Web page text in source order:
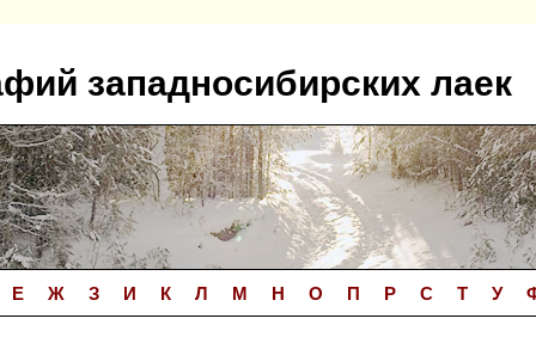
западносибирских лаек
Е Ж З И К Л М Н О П Р С Т У